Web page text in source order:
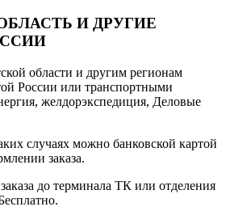
И ДРУГИЕ
области и другим регионам
России или транспортными
желдорэкспедиция, Деловые
случаях можно банковской картой
заказа.
заказа до терминала ТК или отделения